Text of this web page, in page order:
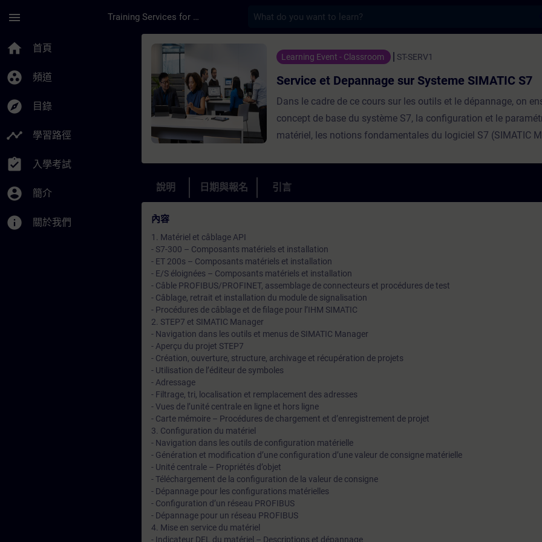
menu Training Services for Digital Industries
home 首頁
group_work 頻道
explore 目錄
timeline 學習路徑
assignment_turned_in 入學考試
account_circle 簡介
info 關於我們
課程 - Service et Depannage sur Systeme SIMATIC S7 - 培訓 -
Learning Event - Classroom ST-SERV1
Service et Depannage sur Systeme SIMATIC S7
Dans le cadre de ce cours sur les outils et le dépannage, on
concept de base du système S7, la configuration et le
matériel, les notions fondamentales du logiciel S7 (SIMATIC
incluses.De nombreux exercices pratiques utilisant un modèle
d’automatisation totalement intégrée (TIA) renforcent
écran tactile SIMATIC et d’un modèle de convoyeur.Les
découvriront et apprendront les concepts de TIA et obtiendront
compréhension de la relation entre les principaux composants
l’automatisation industrielle. Une fois le cours terminé, les
diagnostiquer et corriger les défaillances des systèmes de
ainsi réduire les temps d’arrêt dispendieux.Présenté en
est entièrement personnalisable pour les personnes
formation sur place. Les sujets sont conçus pour être adaptés
répondre aux besoins précis de l’usine. Les participants qui ont
compétences supplémentaires en matière de maintien du
inclure des modifications de programme de base et des
avancés des systèmes devraient envisager de suivre le cours 2
du système S7 et le dépannage. Veuillez visiter notre site Web
davantage d’information.
說明 日期與報名 引言
內容
1. Matériel et câblage API
- S7-300 – Composants matériels et installation
- ET 200s – Composants matériels et installation
- E/S éloignées – Composants matériels et installation
- Câble PROFIBUS/PROFINET, assemblage de connecteurs et procédures de test
- Câblage, retrait et installation du module de signalisation
- Procédures de câblage et de filage pour l’IHM SIMATIC
2. STEP7 et SIMATIC Manager
- Navigation dans les outils et menus de SIMATIC Manager
- Aperçu du projet STEP7
- Création, ouverture, structure, archivage et récupération de projets
- Utilisation de l’éditeur de symboles
- Adressage
- Filtrage, tri, localisation et remplacement des adresses
- Vues de l’unité centrale en ligne et hors ligne
- Carte mémoire – Procédures de chargement et d’enregistrement de projet
3. Configuration du matériel
- Navigation dans les outils de configuration matérielle
- Génération et modification d’une configuration d’une valeur de consigne matérielle
- Unité centrale – Propriétés d’objet
- Téléchargement de la configuration de la valeur de consigne
- Dépannage pour les configurations matérielles
- Configuration d’un réseau PROFIBUS
- Dépannage pour un réseau PROFIBUS
4. Mise en service du matériel
- Indicateur DEL du matériel – Descriptions et dépannage